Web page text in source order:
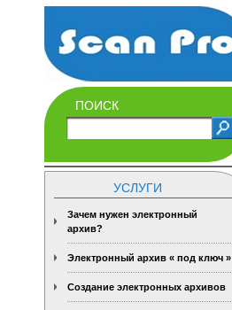
ПОИСК
УСЛУГИ
Зачем нужен электронный
архив?
Электронный архив « под ключ »
Создание электронных архивов